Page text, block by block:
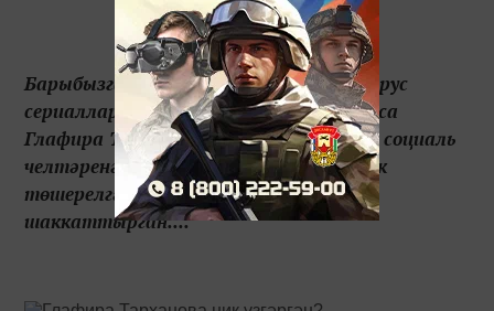
Барыбызга да таныш булган, күп кенә рус
сериаллары героинясы, популяр актриса
Глафира Тарханова үзенең Инстаграм социаль
челтәренә язылучыларын ярты ел элек
төшерелгән фотосессиясе белән
шаккаттырган....